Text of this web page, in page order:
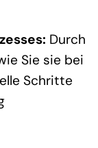
Durch
Sie sie bei
Schritte